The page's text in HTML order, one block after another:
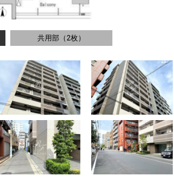
共用部（2枚）